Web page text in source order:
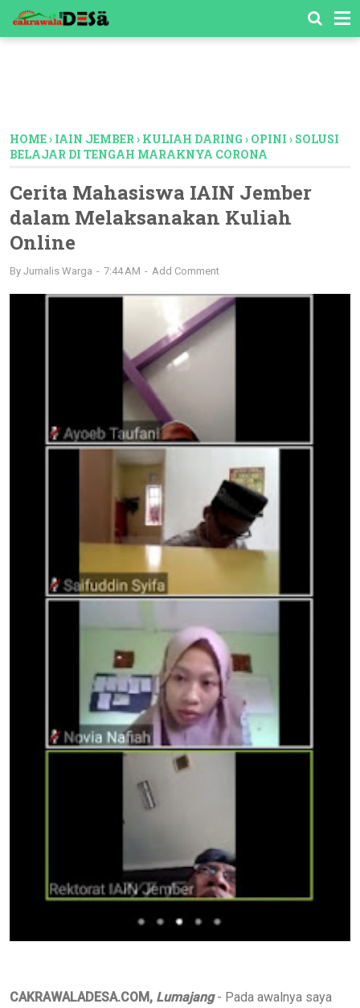
HOME› IAIN JEMBER› KULIAH DARING › OPINI › SOLUSI
BELAJAR DI TENGAH MARAKNYA CORONA
Cerita Mahasiswa IAIN Jember
dalam Melaksanakan Kuliah
Online
By Jurnalis Warga 7:44 AM Add Comment
CAKRAWALADESA.COM, Lumajang- Pada awalnya saya